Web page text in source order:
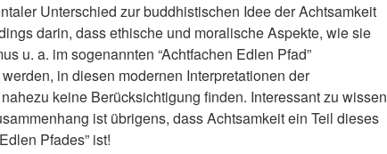
Unterschied zur buddhistischen Idee der Achtsamkeit
darin, dass ethische und moralische Aspekte, wie sie
u. a. im sogenannten “Achtfachen Edlen Pfad”
in diesen modernen Interpretationen der
keine Berücksichtigung finden. Interessant zu wissen
ist übrigens, dass Achtsamkeit ein Teil dieses
Pfades” ist!